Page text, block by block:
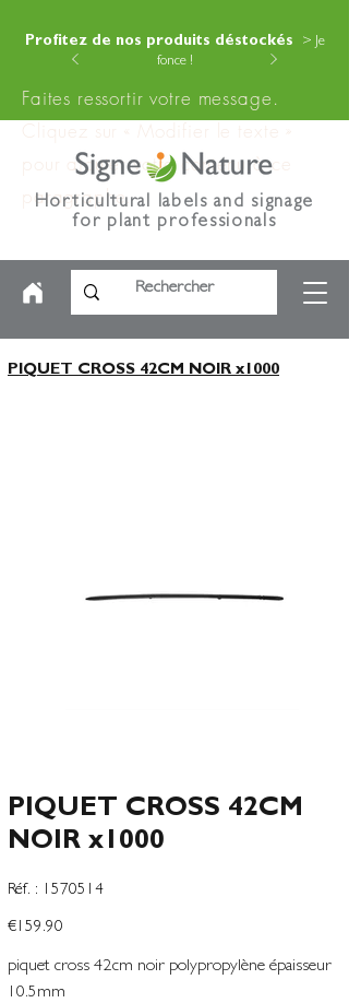
Profitez de nos produits déstockés
> Je
fonce !
Faites ressortir votre message.
Cliquez sur « Modifier le texte »
pour ajouter votre contenu à ce
paragraphe.
Horticultural labels and signage
for plant professionals
PIQUET CROSS 42CM NOIR x1000
PIQUET CROSS 42CM
NOIR x1000
Réf. :
SKU
1570514
1570514
Price
€159.90
piquet cross 42cm noir polypropylène épaisseur
10.5mm